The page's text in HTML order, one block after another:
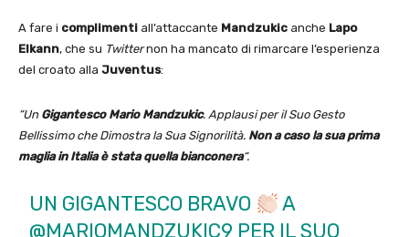
A fare i complimenti all’attaccante Mandzukic anche Lapo
Elkann, che su Twitternon ha mancato di rimarcare l’esperienza
del croato alla Juventus:
“Un Gigantesco Mario Mandzukic. Applausi per il Suo Gesto
Bellissimo che Dimostra la Sua Signorilità. Non a caso la sua prima
maglia in Italia è stata quella bianconera“.
UN GIGANTESCO BRAVO
A
@MARIOMANDZUKIC9 PER IL SUO